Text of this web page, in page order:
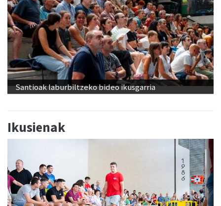
Santioak laburbiltzeko bideo ikusgarria
Ikusienak